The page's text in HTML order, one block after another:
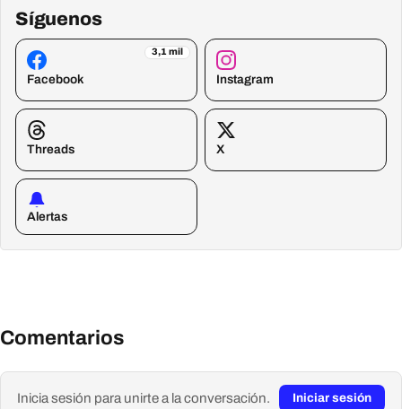
Síguenos
3,1 mil
Facebook Instagram
Threads X
Alertas
Comentarios
Inicia sesión para unirte a la conversación. Iniciar sesión